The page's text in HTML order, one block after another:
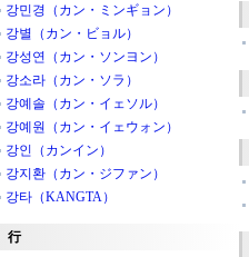
강민경（カン・ミンギョン）
강별（カン・ビョル）
강성연（カン・ソンヨン）
강소라（カン・ソラ）
강예솔（カン・イェソル）
강예원（カン・イェウォン）
강인（カンイン）
강지환（カン・ジファン）
강타（KANGTA）
行